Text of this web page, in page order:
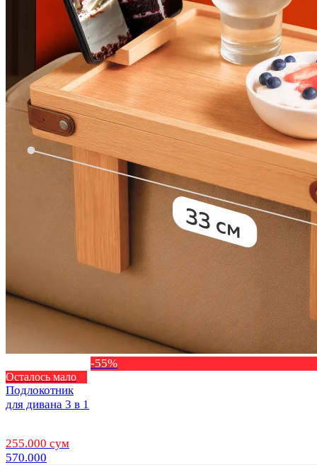
-55%
Осталось мало
Подлокотник
для дивана 3 в 1
255.000 сум
570.000